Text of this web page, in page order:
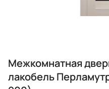
Межкомнатная
лакобель